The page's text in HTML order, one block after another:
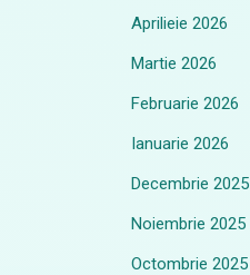
Aprilieie 2026
Martie 2026
Februarie 2026
Ianuarie 2026
Decembrie 2025
Noiembrie 2025
Octombrie 2025